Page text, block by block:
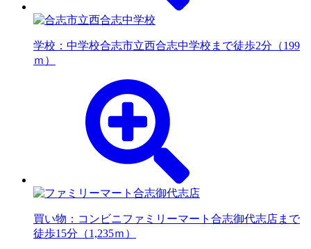
学校：中学校合志市立西合志中学校まで徒歩2分（199
ｍ）
買い物：コンビニファミリーマート合志御代志店まで
徒歩15分（1,235ｍ）